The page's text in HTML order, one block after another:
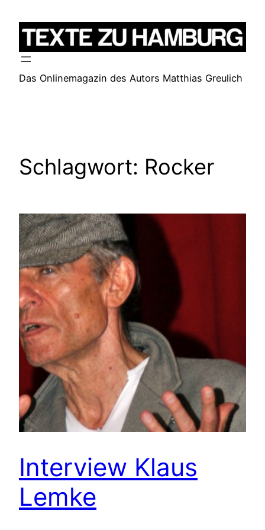
Inhalt
springen
Das Onlinemagazin des Autors Matthias Greulich
Schlagwort: Rocker
Interview Klaus
Lemke